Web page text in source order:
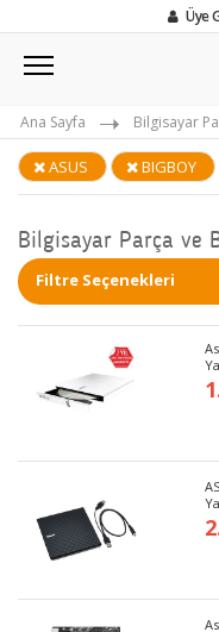
Üye
Ana Sayfa Bilgisayar
ASUS BIGBOY
Bilgisayar Parça ve
Filtre Seçenekleri